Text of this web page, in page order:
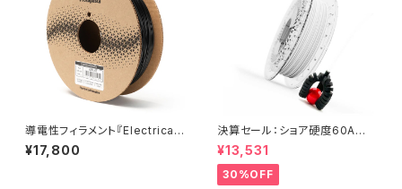
導電性フィラメント『Electricall
y Conductive Composite P
LA』
¥17,800
決算セール：ショア硬度60A高
弾性フィラメント『Filaflex 60
A』
¥13,531
30%OFF